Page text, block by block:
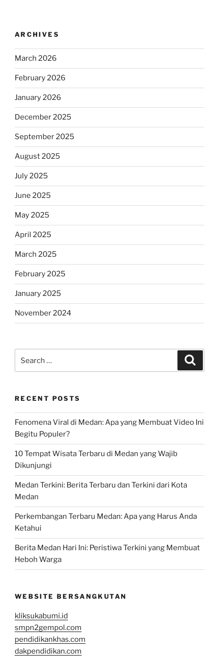
ARCHIVES
March 2026
February 2026
January 2026
December 2025
September 2025
August 2025
July 2025
June 2025
May 2025
April 2025
March 2025
February 2025
January 2025
November 2024
for:
RECENT POSTS
Fenomena Viral di Medan: Apa yang Membuat Video Ini
Begitu Populer?
10 Tempat Wisata Terbaru di Medan yang Wajib
Dikunjungi
Medan Terkini: Berita Terbaru dan Terkini dari Kota
Medan
Perkembangan Terbaru Medan: Apa yang Harus Anda
Ketahui
Berita Medan Hari Ini: Peristiwa Terkini yang Membuat
Heboh Warga
WEBSITE BERSANGKUTAN
kliksukabumi.id
smpn2gempol.com
pendidikankhas.com
dakpendidikan.com